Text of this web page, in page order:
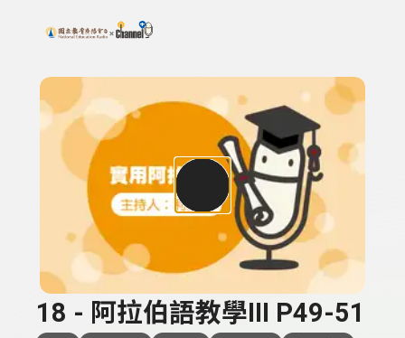
上方功能區塊
搜尋關鍵字：可輸入節目名稱、主持人或關鍵字
18 - 阿拉伯語教學III P49-51